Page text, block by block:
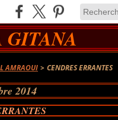
AMRAOUI > CENDRES ERRANTES
2014